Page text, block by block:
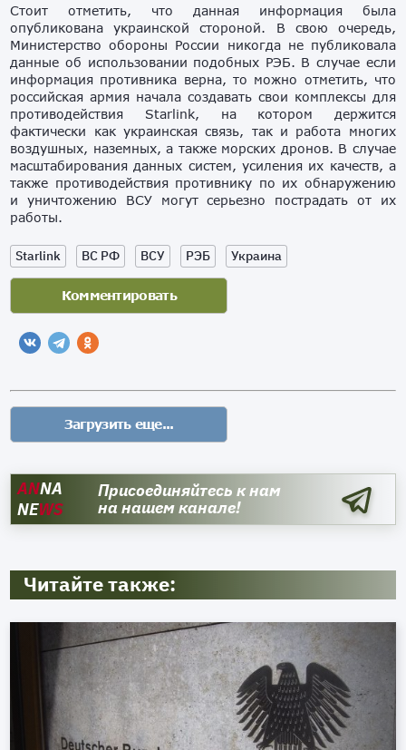
Стоит отметить, что данная информация была
опубликована украинской стороной. В свою очередь,
Министерство обороны России никогда не публиковала
данные об использовании подобных РЭБ. В случае если
информация противника верна, то можно отметить, что
российская армия начала создавать свои комплексы для
противодействия Starlink, на котором держится
фактически как украинская связь, так и работа многих
воздушных, наземных, а также морских дронов. В случае
масштабирования данных систем, усиления их качеств, а
также противодействия противнику по их обнаружению
и уничтожению ВСУ могут серьезно пострадать от их
работы.
Starlink ВС РФ ВСУ РЭБ Украина
ANNA
NEWS
Присоединяйтесь к нам
на нашем канале!
Читайте также: